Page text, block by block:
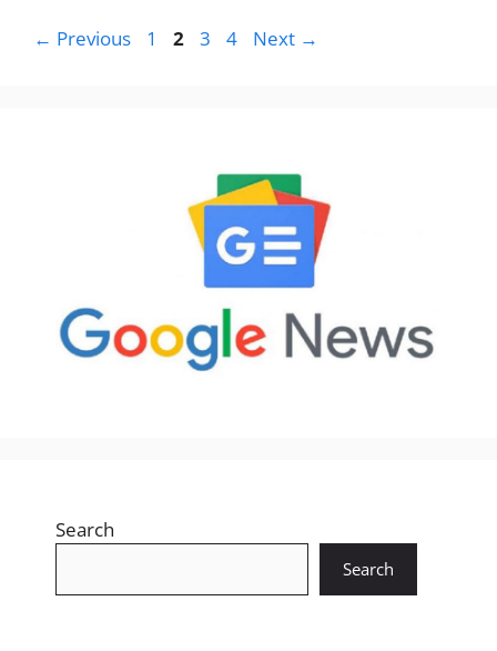
← Previous Page
1 Page
2 Page
3 Page
4 Next →
Search
Search